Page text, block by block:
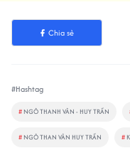
Chia sẻ
#Hashtag
# NGÔ THANH VÂN - HUY TRẦN
# NGÔ THAN VÂN HUY TRẦN #